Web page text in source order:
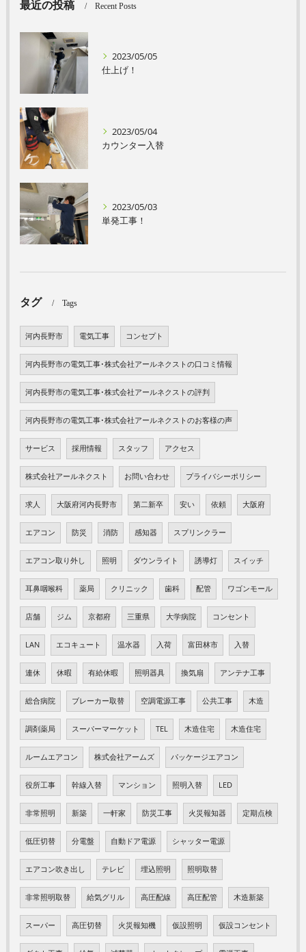
最近の投稿 Recent Posts
2023/05/05
仕上げ！
2023/05/04
カウンター入替
2023/05/03
単発工事！
タグ Tags
河内長野市 電気工事 コンセプト
河内長野市の電気工事･株式会社アールネクストの口コミ情報
河内長野市の電気工事･株式会社アールネクストの評判
河内長野市の電気工事･株式会社アールネクストのお客様の声
サービス 採用情報 スタッフ アクセス
株式会社アールネクスト お問い合わせ プライバシーポリシー
求人 大阪府河内長野市 第二新卒 安い 依頼 大阪府
エアコン 防災 消防 感知器 スプリンクラー
エアコン取り外し 照明 ダウンライト 誘導灯 スイッチ
耳鼻咽喉科 薬局 クリニック 歯科 配管 ワゴンモール
店舗 ジム 京都府 三重県 大学病院 コンセント
LAN エコキュート 温水器 入荷 富田林市 入替
連休 休暇 有給休暇 照明器具 換気扇 アンテナ工事
総合病院 ブレーカー取替 空調電源工事 公共工事 木造
調剤薬局 スーパーマーケット TEL 木造住宅 木造住宅
ルームエアコン 株式会社アームズ パッケージエアコン
役所工事 幹線入替 マンション 照明入替 LED
非常照明 新築 一軒家 防災工事 火災報知器 定期点検
低圧切替 分電盤 自動ドア電源 シャッター電源
エアコン吹き出し テレビ 埋込照明 照明取替
非常照明取替 給気グリル 高圧配線 高圧配管 木造新築
スーパー 高圧切替 火災報知機 仮設照明 仮設コンセント